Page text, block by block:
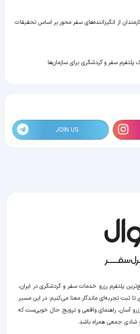
از انگیزاننده‌های سفر محور بر اساس تحقیقات
پلتفرم سفر و گردشگری برای سازمان‌ها
JOIN US
پلتفرم رزرو خدمات سفر و گردشگری در ایران،
ثبت تجربه‌ای ماندگار معنا می‌کنیم؛ در این مسیر‍
رزرو آسان، راهنمای واقعی و ترویج حال خوبی‌ست که
شادی جمعی همراه باشد.